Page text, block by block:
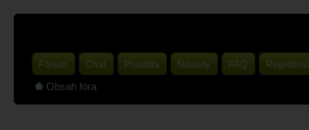
Fórum Chat Pravidla Návody FAQ
Obsah fóra